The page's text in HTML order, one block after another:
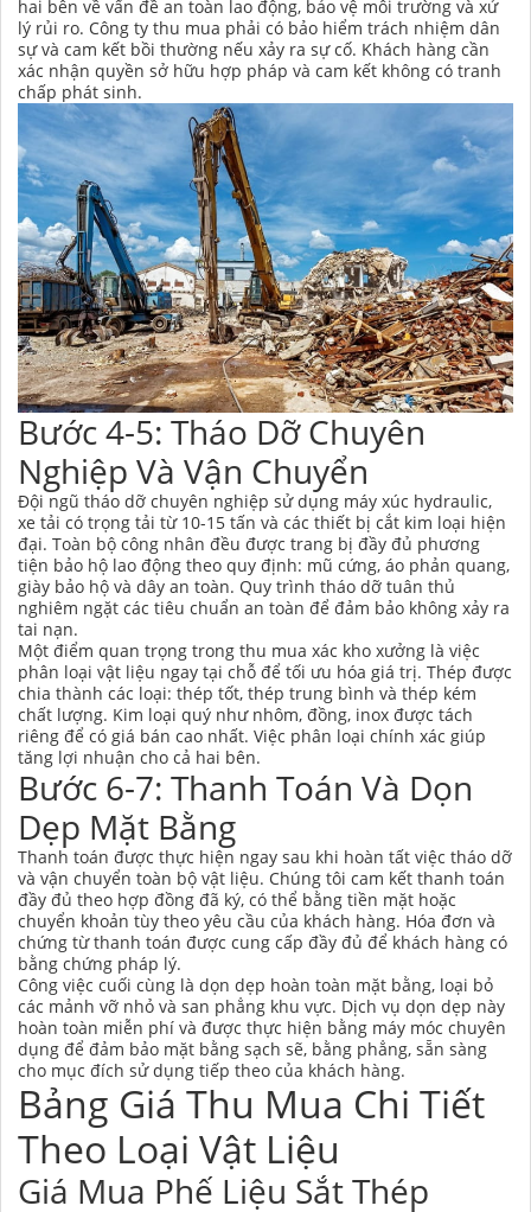
hai bên về vấn đề an toàn lao động, bảo vệ môi trường và xử
lý rủi ro. Công ty thu mua phải có bảo hiểm trách nhiệm dân
sự và cam kết bồi thường nếu xảy ra sự cố. Khách hàng cần
xác nhận quyền sở hữu hợp pháp và cam kết không có tranh
chấp phát sinh.
Bước 4-5: Tháo Dỡ Chuyên
Nghiệp Và Vận Chuyển
Đội ngũ tháo dỡ chuyên nghiệp sử dụng máy xúc hydraulic,
xe tải có trọng tải từ 10-15 tấn và các thiết bị cắt kim loại hiện
đại. Toàn bộ công nhân đều được trang bị đầy đủ phương
tiện bảo hộ lao động theo quy định: mũ cứng, áo phản quang,
giày bảo hộ và dây an toàn. Quy trình tháo dỡ tuân thủ
nghiêm ngặt các tiêu chuẩn an toàn để đảm bảo không xảy ra
tai nạn.
Một điểm quan trọng trong thu mua xác kho xưởng là việc
phân loại vật liệu ngay tại chỗ để tối ưu hóa giá trị. Thép được
chia thành các loại: thép tốt, thép trung bình và thép kém
chất lượng. Kim loại quý như nhôm, đồng, inox được tách
riêng để có giá bán cao nhất. Việc phân loại chính xác giúp
tăng lợi nhuận cho cả hai bên.
Bước 6-7: Thanh Toán Và Dọn
Dẹp Mặt Bằng
Thanh toán được thực hiện ngay sau khi hoàn tất việc tháo dỡ
và vận chuyển toàn bộ vật liệu. Chúng tôi cam kết thanh toán
đầy đủ theo hợp đồng đã ký, có thể bằng tiền mặt hoặc
chuyển khoản tùy theo yêu cầu của khách hàng. Hóa đơn và
chứng từ thanh toán được cung cấp đầy đủ để khách hàng có
bằng chứng pháp lý.
Công việc cuối cùng là dọn dẹp hoàn toàn mặt bằng, loại bỏ
các mảnh vỡ nhỏ và san phẳng khu vực. Dịch vụ dọn dẹp này
hoàn toàn miễn phí và được thực hiện bằng máy móc chuyên
dụng để đảm bảo mặt bằng sạch sẽ, bằng phẳng, sẵn sàng
cho mục đích sử dụng tiếp theo của khách hàng.
Bảng Giá Thu Mua Chi Tiết
Theo Loại Vật Liệu
Giá Mua Phế Liệu Sắt Thép